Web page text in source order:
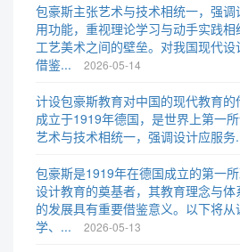
包豪斯主张艺术与技术相统一，强
用功能，重视理论学习与动手实践
工艺美术之间的壁垒。对我国现代
借鉴...
2026-05-14
计设包豪斯教育对中国的现代教育
成立于1919年德国，是世界上第一
艺术与技术相统一，强调设计应服务
包豪斯是1919年在德国成立的第一
设计教育的奠基者，其教育理念与
的发展具有重要借鉴意义。以下将
学、...
2026-05-13